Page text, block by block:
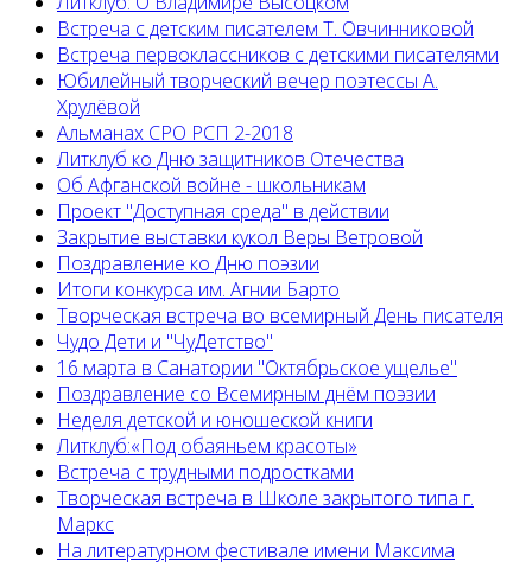
Встреча с детским писателем Т. Овчинниковой
Встреча первоклассников с детскими писателями
Юбилейный творческий вечер поэтессы А.
Хрулёвой
Альманах СРО РСП 2-2018
Литклуб ко Дню защитников Отечества
Об Афганской войне - школьникам
Проект "Доступная среда" в действии
Закрытие выставки кукол Веры Ветровой
Поздравление ко Дню поэзии
Итоги конкурса им. Агнии Барто
Творческая встреча во всемирный День писателя
Чудо Дети и "ЧуДетство"
16 марта в Санатории "Октябрьское ущелье"
Поздравление со Всемирным днём поэзии
Неделя детской и юношеской книги
Литклуб:«Под обаяньем красоты»
Встреча с трудными подростками
Творческая встреча в Школе закрытого типа г.
Маркс
На литературном фестивале имени Максима